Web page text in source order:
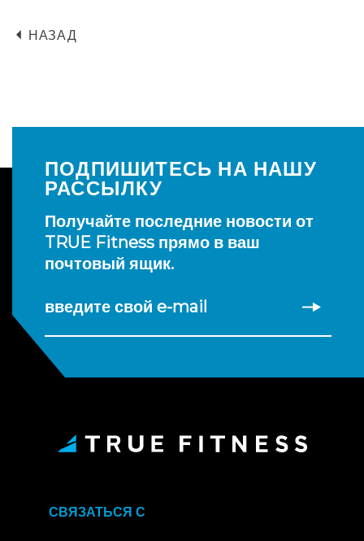
НАЗАД
ПОДПИШИТЕСЬ НА НАШУ
РАССЫЛКУ
Получайте последние новости от
TRUE Fitness прямо в ваш
почтовый ящик.
введите свой e-mail
СВЯЗАТЬСЯ С